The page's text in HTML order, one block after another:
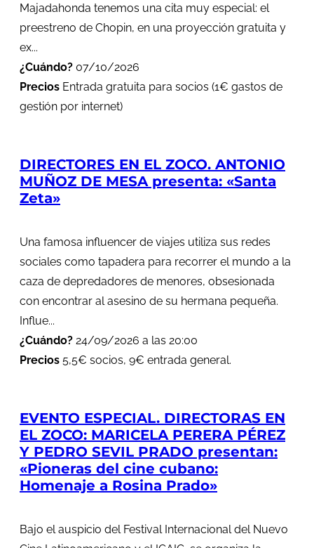
Majadahonda tenemos una cita muy especial: el
preestreno de Chopin, en una proyección gratuita y
ex...
¿Cuándo? 07/10/2026
Precios Entrada gratuita para socios (1€ gastos de
gestión por internet)
DIRECTORES EN EL ZOCO. ANTONIO
MUÑOZ DE MESA presenta: «Santa
Zeta»
Una famosa influencer de viajes utiliza sus redes
sociales como tapadera para recorrer el mundo a la
caza de depredadores de menores, obsesionada
con encontrar al asesino de su hermana pequeña.
Influe...
¿Cuándo? 24/09/2026 a las 20:00
Precios 5,5€ socios, 9€ entrada general.
EVENTO ESPECIAL. DIRECTORAS EN
EL ZOCO: MARICELA PERERA PÉREZ
Y PEDRO SEVIL PRADO presentan:
«Pioneras del cine cubano:
Homenaje a Rosina Prado»
Bajo el auspicio del Festival Internacional del Nuevo